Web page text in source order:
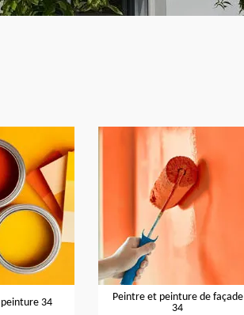
34
Peintre et peinture de façade
34